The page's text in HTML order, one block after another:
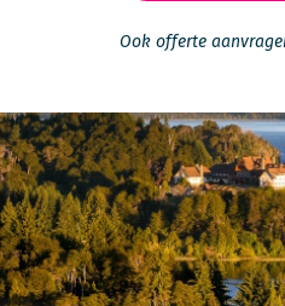
Ook offerte